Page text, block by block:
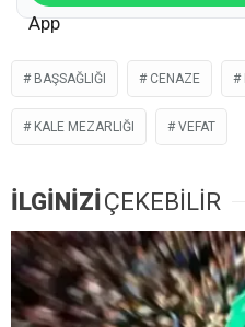
BAŞSAĞLIĞI CENAZE
KALE MEZARLIĞI VEFAT
İLGİNİZİ ÇEKEBİLİR